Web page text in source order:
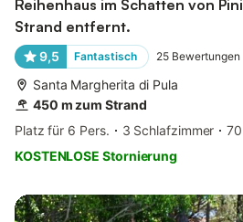
Reihenhaus im Schatten von
Strand entfernt.
9,5 Fantastisch 25 Bewertungen
Santa Margherita di Pula
450 m zum Strand
Platz für 6 Pers.
3 Schlafzimmer
KOSTENLOSE Stornierung